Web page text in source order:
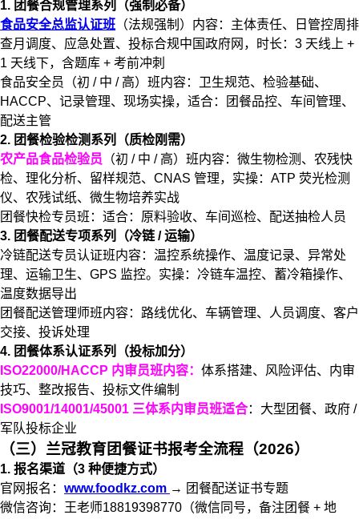
1. 团餐合规管理系列（强制必备）
食品安全总监认证班 （法规强制）内容：主体责任、日管控周排
查月调度、应急处置、投标合规中国政府网，时长：3 天线上 +
1 天线下，含题库 + 考前冲刺
食品安全员（初 / 中 / 高）班内容：卫生规范、检验基础、
HACCP、记录管理、现场实操，适合：团餐品控、车间管理、
配送主管
2. 团餐检验检测系列（质检刚需）
农产品食品检验员 （初 / 中 / 高）班内容：微生物检测、农残快
检、理化分析、留样规范、CNAS 管理，实操：ATP 荧光检测
仪、农残试纸、微生物培养实战
团餐快检专员班：适合：原料验收、车间巡检、配送抽检人员
3. 团餐配送专项系列（冷链 / 运输）
冷链配送专员认证班内容：温控系统操作、温度记录、异常处
理、运输卫生、GPS 监控。实操：冷链车温控、蓄冷箱操作、
温度数据导出
团餐配送管理师班内容：路线优化、车辆管理、人员调度、客户
交接、投诉处理
4. 团餐体系认证系列（投标加分）
ISO22000/HACCP 内审员班内容： 体系搭建、风险评估、内审
技巧、整改报告、投标文件编制
ISO9001/14001/45001 三体系内审员班适合：大型团餐、政府 /
军队投标企业
（三）兰冠教育团餐证书报考全流程（2026）
1. 报名渠道（3 种便捷方式）
官网报名： www.foodkz.com → 团餐配送证书专题
微信咨询：王老师18819398770（微信同号，备注团餐 + 地